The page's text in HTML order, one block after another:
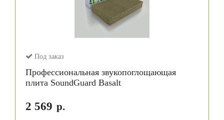
Под заказ
Профессиональная звукопоглощающая
плита SoundGuard Basalt
2 569 р.